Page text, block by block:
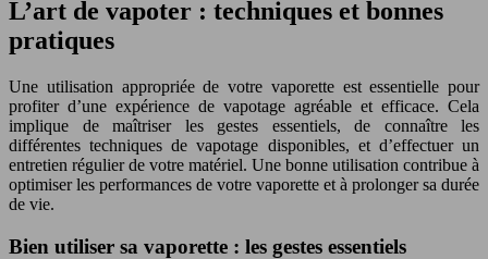
L’art de vapoter : techniques et bonnes
pratiques
Une utilisation appropriée de votre vaporette est essentielle pour
profiter d’une expérience de vapotage agréable et efficace. Cela
implique de maîtriser les gestes essentiels, de connaître les
différentes techniques de vapotage disponibles, et d’effectuer un
entretien régulier de votre matériel. Une bonne utilisation contribue à
optimiser les performances de votre vaporette et à prolonger sa durée
de vie.
Bien utiliser sa vaporette : les gestes essentiels